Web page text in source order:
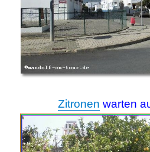
Zitronen warten